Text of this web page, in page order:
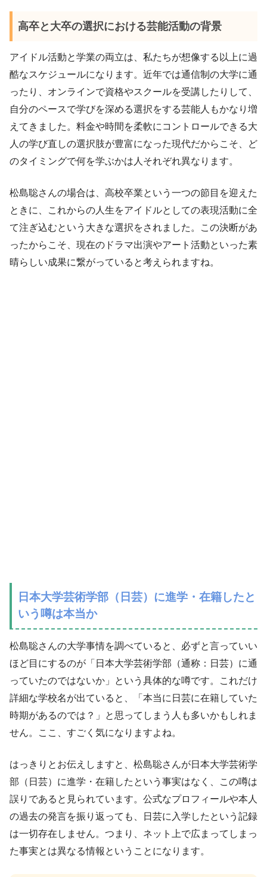
高卒と大卒の選択における芸能活動の背景
アイドル活動と学業の両立は、私たちが想像する以上に過
酷なスケジュールになります。近年では通信制の大学に通
ったり、オンラインで資格やスクールを受講したりして、
自分のペースで学びを深める選択をする芸能人もかなり増
えてきました。料金や時間を柔軟にコントロールできる大
人の学び直しの選択肢が豊富になった現代だからこそ、ど
のタイミングで何を学ぶかは人それぞれ異なります。
松島聡さんの場合は、高校卒業という一つの節目を迎えた
ときに、これからの人生をアイドルとしての表現活動に全
て注ぎ込むという大きな選択をされました。この決断があ
ったからこそ、現在のドラマ出演やアート活動といった素
晴らしい成果に繋がっていると考えられますね。
日本大学芸術学部（日芸）に進学・在籍したと
いう噂は本当か
松島聡さんの大学事情を調べていると、必ずと言っていい
ほど目にするのが「日本大学芸術学部（通称：日芸）に通
っていたのではないか」という具体的な噂です。これだけ
詳細な学校名が出ていると、「本当に日芸に在籍していた
時期があるのでは？」と思ってしまう人も多いかもしれま
せん。ここ、すごく気になりますよね。
はっきりとお伝えしますと、松島聡さんが日本大学芸術学
部（日芸）に進学・在籍したという事実はなく、この噂は
誤りであると見られています。公式なプロフィールや本人
の過去の発言を振り返っても、日芸に入学したという記録
は一切存在しません。つまり、ネット上で広まってしまっ
た事実とは異なる情報ということになります。